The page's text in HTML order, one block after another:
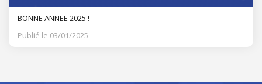
BONNE ANNEE 2025 !
Publié le 03/01/2025